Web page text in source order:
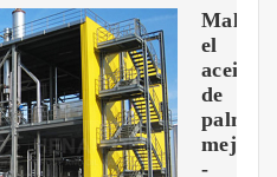
el
aceite
de
palma
mejora
-